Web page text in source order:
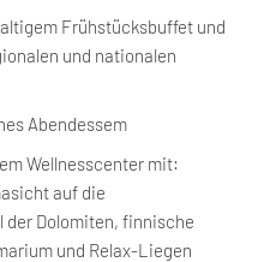
Frühstücksbuffet und
und nationalen
Abendessem
Wellnesscenter mit:
auf die
der Dolomiten, finnische
und Relax-Liegen